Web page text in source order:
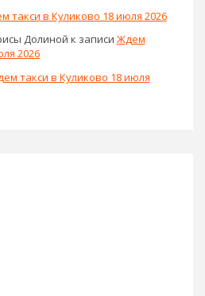
такси в Куликово 18 июля 2026
Долиной к записи Ждем
2026
такси в Куликово 18 июля